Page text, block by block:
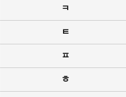
ㅋ
ㅌ
ㅍ
ㅎ